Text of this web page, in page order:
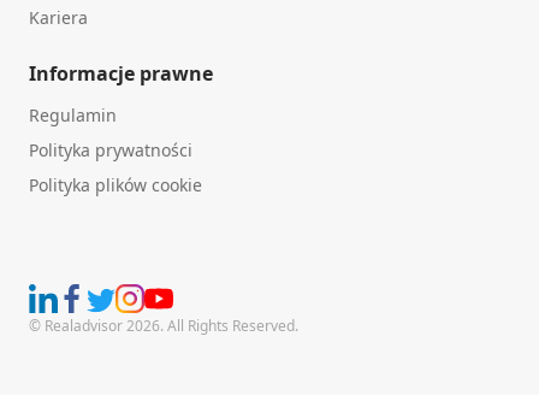
Kariera
Informacje prawne
Regulamin
Polityka prywatności
Polityka plików cookie
© Realadvisor 2026. All Rights Reserved.